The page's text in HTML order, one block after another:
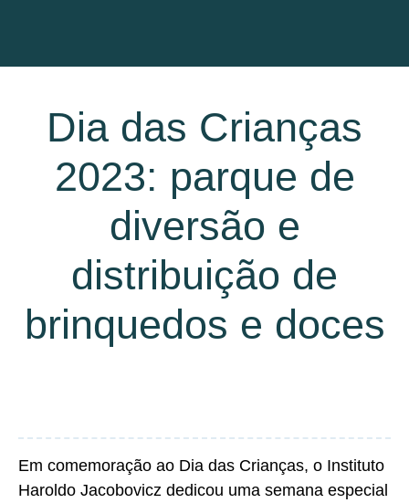
Dia das Crianças
2023: parque de
diversão e
distribuição de
brinquedos e doces
Em comemoração ao Dia das Crianças, o Instituto
Haroldo Jacobovicz dedicou uma semana especial